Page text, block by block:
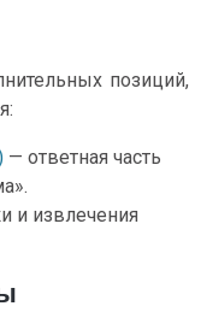
позиций,
— ответная часть
и извлечения